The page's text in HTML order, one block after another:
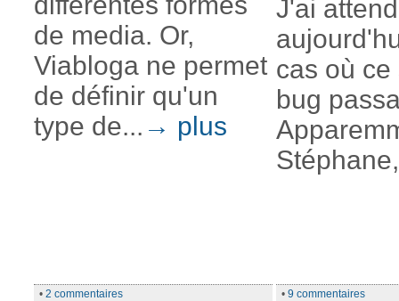
de media. Or,
Viabloga ne permet
de définir qu'un
type de... → plus
J'ai
cas où
bug
• 2 commentaires • 9 commentaires